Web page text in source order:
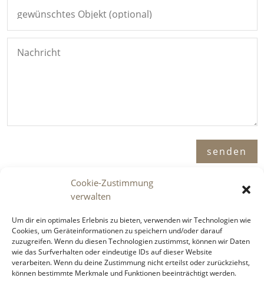
Cookie-Zustimmung
verwalten
Um dir ein optimales Erlebnis zu bieten, verwenden wir Technologien wie
Cookies, um Geräteinformationen zu speichern und/oder darauf
zuzugreifen. Wenn du diesen Technologien zustimmst, können wir Daten
wie das Surfverhalten oder eindeutige IDs auf dieser Website
verarbeiten. Wenn du deine Zustimmung nicht erteilst oder zurückziehst,
können bestimmte Merkmale und Funktionen beeinträchtigt werden.
Immosence GmbH
Spornbergerstraße 1 / 11
6130 Schwaz
senden